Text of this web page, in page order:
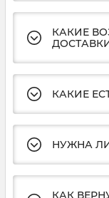
КАКИЕ
КАКИЕ
НУЖНА
КАК